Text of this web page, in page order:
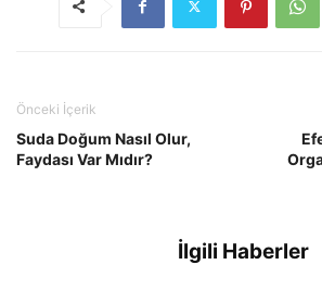
Önceki İçerik
Suda Doğum Nasıl Olur,
Faydası Var Mıdır?
İlgili Haberler